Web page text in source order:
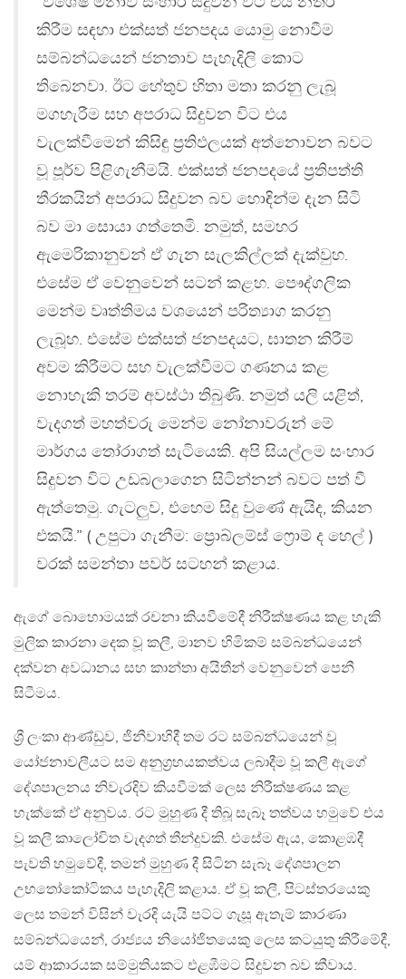
කිරීම සඳහා එක්සත් ජනපදය යොමු නොවීම
සම්බන්ධයෙන් ජනතාව පැහැදිලි කොට
තිබෙනවා. ඊට හේතුව හිතා මතා කරනු ලැබූ
මගහැරීම සහ අපරාධ සිදුවන විට එය
වැලක්වීමෙන් කිසිඳු ප්‍රතිඵලයක් අත්නොවන බවට
වූ පූර්ව පිළිගැනීමයි. එක්සත් ජනපදයේ ප්‍රතිපත්ති
තීරකයින් අපරාධ සිදුවන බව හොඳින්ම දැන සිටි
බව මා සොයා ගත්තෙමි. නමුත්, සමහර
ඇමෙරිකානුවන් ඒ ගැන සැලකිල්ලක් දැක්වුහ.
එසේම ඒ වෙනුවෙන් සටන් කළහ. පෞද්ගලික
මෙන්ම වෘත්තිමය වශයෙන් පරිත්‍යාග කරනු
ලැබූහ. එසේම එක්සත් ජනපදයට, ඝාතන කිරීම්
අවම කිරීමට සහ වැලක්වීමට ගණනය කළ
නොහැකි තරම් අවස්ථා තිබුණි. නමුත් යලි යළිත්,
වැදගත් මහත්වරු මෙන්ම නෝනාවරුන් මේ
මාර්ගය තෝරාගත් සැටියෙකි. අපි සියල්ලම සංහාර
සිදුවන විට උඩබලාගෙන සිටින්නන් බවට පත් වී
ඇත්තෙමු. ගැටලුව, එහෙම සිදු වුණේ ඇයිද, කියන
එකයි.” ( උපුටා ගැනීම: ප්‍රොබ්ලම්ස් ෆ්‍රොම් ද හෙල් )
වරක් සමන්තා පවර් සටහන් කළාය.
ඇගේ බොහොමයක් රචනා කියවීමේදී නිරීක්ෂණය කළ හැකි
මුලික කාරනා දෙක වූ කලී, මානව හිමිකම් සම්බන්ධයෙන්
දක්වන අවධානය සහ කාන්තා අයිතීන් වෙනුවෙන් පෙනී
සිටීමය.
ශ්‍රී ලංකා ආණ්ඩුව, ජිනීවාහිදී තම රට සම්බන්ධයෙන් වූ
යෝජනාවලීයට සම අනුග්‍රහයකත්වය ලබාදීම වූ කලී ඇගේ
දේශපාලනය නිවැරදිව කියවීමක් ලෙස නිරීක්ෂණය කළ
හැක්කේ ඒ අනුවය. රට මුහුණ දී තිබූ සැබෑ තත්වය හමුවේ එය
වූ කලී කාලෝචිත වැදගත් තීන්දුවකි. එසේම ඇය, කොළඹදී
පැවති හමුවේදී, තමන් මුහුණ දී සිටින සැබෑ දේශපාලන
උභතෝකෝටිකය පැහැදිලි කළාය. ඒ වූ කලී, පිටස්තරයෙකු
ලෙස තමන් විසින් වැරදි යැයි පට්ට ගැසූ ඇතැම් කාරණා
සම්බන්ධයෙන්, රාජ්‍යය නියෝජිතයෙකු ලෙස කටයුතු කිරීමේදී,
යම් ආකාරයක සම්මුතියකට එළඹීමට සිදුවන බව කීවාය.